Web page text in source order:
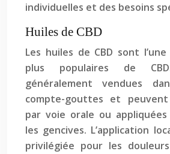
individuelles et des besoins
Huiles de CBD
Les huiles de CBD sont
plus populaires de
généralement vendues
compte-gouttes et
par voie orale ou
les gencives. L’application
privilégiée pour les